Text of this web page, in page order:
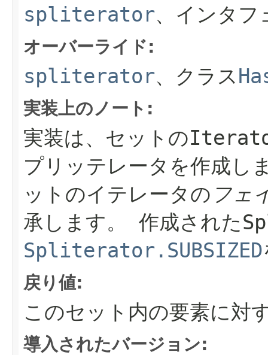
spliterator、インタフ
オーバーライド:
spliterator、クラス
実装上のノート:
実装は、セットの
プリッテレータを作成し
ットのイテレータの フェ
承します。
作成された
Spliterator.SUBSIZED
戻り値:
このセット内の要素に対
導入されたバージョン: